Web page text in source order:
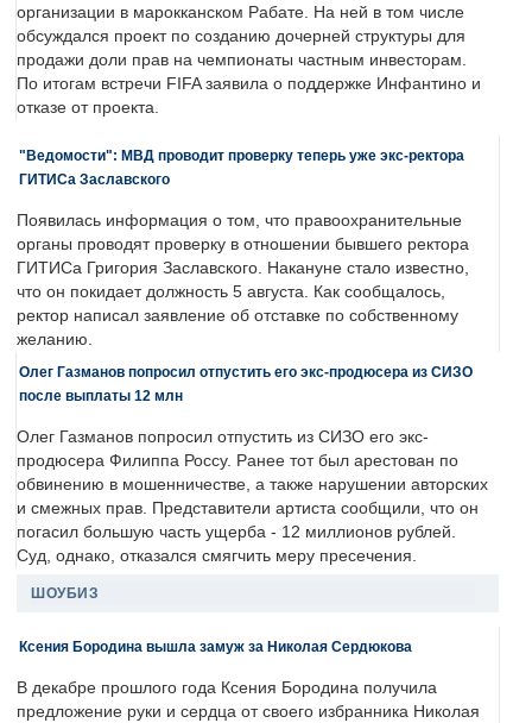
организации в марокканском Рабате. На ней в том числе
обсуждался проект по созданию дочерней структуры для
продажи доли прав на чемпионаты частным инвесторам.
По итогам встречи FIFA заявила о поддержке Инфантино и
отказе от проекта.
"Ведомости": МВД проводит проверку теперь уже экс-ректора
ГИТИСа Заславского
Появилась информация о том, что правоохранительные
органы проводят проверку в отношении бывшего ректора
ГИТИСа Григория Заславского. Накануне стало известно,
что он покидает должность 5 августа. Как сообщалось,
ректор написал заявление об отставке по собственному
желанию.
Олег Газманов попросил отпустить его экс-продюсера из СИЗО
после выплаты 12 млн
Олег Газманов попросил отпустить из СИЗО его экс-
продюсера Филиппа Россу. Ранее тот был арестован по
обвинению в мошенничестве, а также нарушении авторских
и смежных прав. Представители артиста сообщили, что он
погасил большую часть ущерба - 12 миллионов рублей.
Суд, однако, отказался смягчить меру пресечения.
ШОУБИЗ
Ксения Бородина вышла замуж за Николая Сердюкова
В декабре прошлого года Ксения Бородина получила
предложение руки и сердца от своего избранника Николая